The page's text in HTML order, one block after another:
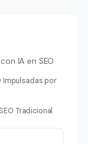
IA en SEO
Impulsadas por
Tradicional